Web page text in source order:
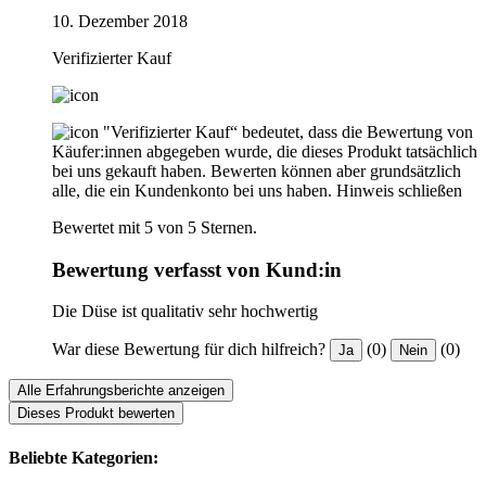
10. Dezember 2018
Verifizierter Kauf
"Verifizierter Kauf“ bedeutet, dass die Bewertung von
Käufer:innen abgegeben wurde, die dieses Produkt tatsächlich
bei uns gekauft haben. Bewerten können aber grundsätzlich
alle, die ein Kundenkonto bei uns haben. Hinweis schließen
Bewertet mit 5 von 5 Sternen.
Bewertung verfasst von Kund:in
Die Düse ist qualitativ sehr hochwertig
War diese Bewertung für dich hilfreich? Ja (0) Nein (0)
Alle Erfahrungsberichte anzeigen
Dieses Produkt bewerten
Beliebte Kategorien: